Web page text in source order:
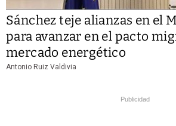
Sánchez teje alianzas en el
para avanzar en el pacto
mercado energético
Antonio Ruiz Valdivia
Publicidad